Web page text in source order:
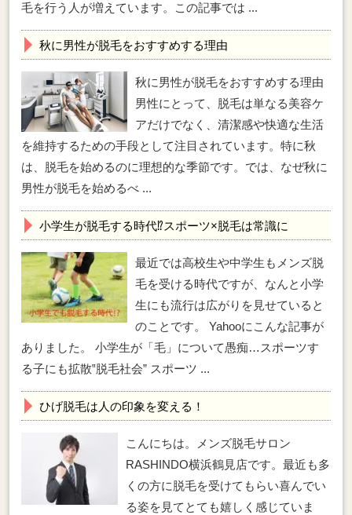
毛を行う人が増えています。この記事では ...
秋に男性が脱毛をおすすめする理由
秋に男性が脱毛をおすすめする理由
男性にとって、脱毛は単なる美容ケ
アだけでなく、清潔感や快適な生活
を維持するための手段として注目されています。特に秋
は、脱毛を始めるのに理想的な季節です。では、なぜ秋に
男性が脱毛を始めるべ ...
小学生が脱毛する時代⁉スポーツ×脱毛は常識に
最近では高校生や中学生もメンズ脱
毛を受ける時代ですが、なんと小学
生にも流行は広がりを見せていると
のことです。 Yahooにこんな記事が
ありました。 小学生が「毛」について愚痴…スポーツす
る子にも拡散‟脱毛社会” スポーツ ...
ひげ脱毛は人の印象を変える！
こんにちは。メンズ脱毛サロン
RASHINDO横浜鶴見店です。最近も多
くの方に脱毛を受けてもらい喜んでい
る姿を見てとても嬉しく感じていま